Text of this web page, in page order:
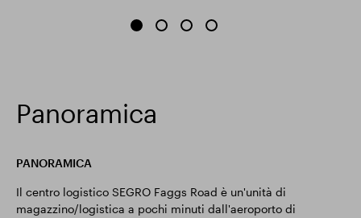
Panoramica
PANORAMICA
Il centro logistico SEGRO Faggs Road è un'unità di
magazzino/logistica a pochi minuti dall'aeroporto di